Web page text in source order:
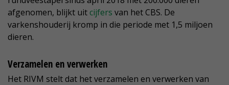
afgenomen, blijkt uitcijfers van het CBS. De
varkenshouderij kromp in die periode met 1,5 miljoen
dieren.
Verzamelen en verwerken
Het RIVM stelt dat het verzamelen en verwerken van